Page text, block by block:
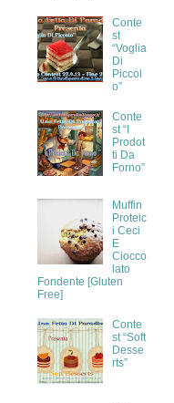
Conte
st
“Voglia
Di
Piccol
o”
Conte
st “I
Prodot
ti Da
Forno”
Muffin
Proteic
i Ceci
E
Ciocco
lato
Fondente [Gluten
Free]
Conte
st “Soft
Desse
rts”